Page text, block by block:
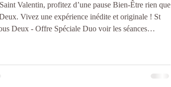
valentin Santé Mentale
Valentin, profitez d’une pause Bien-Être rien que
Vivez une expérience inédite et originale ! St
Deux - Offre Spéciale Duo voir les séances
faire le plein de sérénité . Offrez-vous un moment